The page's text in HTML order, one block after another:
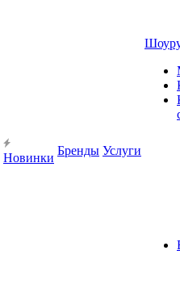
Новинки
Бренды Услуги